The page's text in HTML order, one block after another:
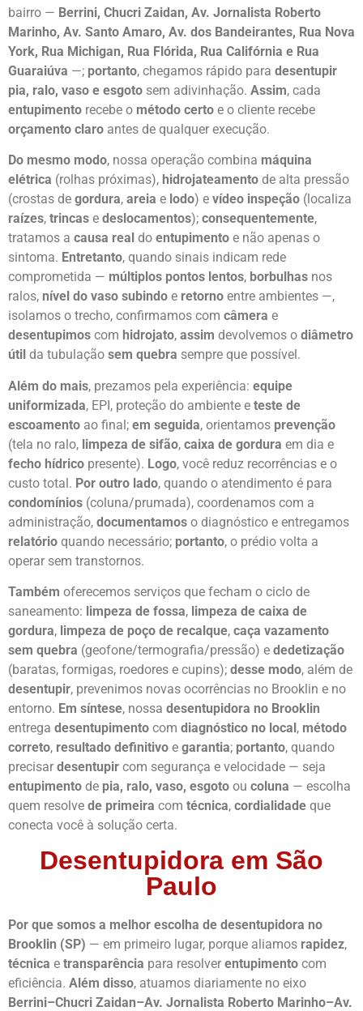
bairro — Berrini, Chucri Zaidan, Av. Jornalista Roberto
Marinho, Av. Santo Amaro, Av. dos Bandeirantes, Rua Nova
York, Rua Michigan, Rua Flórida, Rua Califórnia e Rua
Guaraiúva —; portanto, chegamos rápido para desentupir
pia, ralo, vaso e esgoto sem adivinhação. Assim, cada
entupimento recebe o método certo e o cliente recebe
orçamento claro antes de qualquer execução.
Do mesmo modo, nossa operação combina máquina
elétrica (rolhas próximas), hidrojateamento de alta pressão
(crostas de gordura, areia e lodo) e vídeo inspeção (localiza
raízes, trincas e deslocamentos); consequentemente,
tratamos a causa real do entupimento e não apenas o
sintoma. Entretanto, quando sinais indicam rede
comprometida — múltiplos pontos lentos, borbulhas nos
ralos, nível do vaso subindo e retorno entre ambientes —,
isolamos o trecho, confirmamos com câmera e
desentupimos com hidrojato, assim devolvemos o diâmetro
útil da tubulação sem quebra sempre que possível.
Além do mais, prezamos pela experiência: equipe
uniformizada, EPI, proteção do ambiente e teste de
escoamento ao final; em seguida, orientamos prevenção
(tela no ralo, limpeza de sifão, caixa de gordura em dia e
fecho hídrico presente). Logo, você reduz recorrências e o
custo total. Por outro lado, quando o atendimento é para
condomínios (coluna/prumada), coordenamos com a
administração, documentamos o diagnóstico e entregamos
relatório quando necessário; portanto, o prédio volta a
operar sem transtornos.
Também oferecemos serviços que fecham o ciclo de
saneamento: limpeza de fossa, limpeza de caixa de
gordura, limpeza de poço de recalque, caça vazamento
sem quebra (geofone/termografia/pressão) e dedetização
(baratas, formigas, roedores e cupins); desse modo, além de
desentupir, prevenimos novas ocorrências no Brooklin e no
entorno. Em síntese, nossa desentupidora no Brooklin
entrega desentupimento com diagnóstico no local , método
correto, resultado definitivo e garantia; portanto, quando
precisar desentupir com segurança e velocidade — seja
entupimento de pia, ralo, vaso, esgoto ou coluna — escolha
quem resolve de primeira com técnica, cordialidade que
conecta você à solução certa.
Desentupidora em São
Paulo
Por que somos a melhor escolha de desentupidora no
Brooklin (SP) — em primeiro lugar, porque aliamos rapidez,
técnica e transparência para resolver entupimento com
eficiência. Além disso, atuamos diariamente no eixo
Berrini–Chucri Zaidan–Av. Jornalista Roberto Marinho–Av.